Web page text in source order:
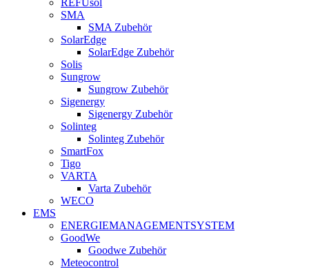
REFUsol
SMA
SMA Zubehör
SolarEdge
SolarEdge Zubehör
Solis
Sungrow
Sungrow Zubehör
Sigenergy
Sigenergy Zubehör
Solinteg
Solinteg Zubehör
SmartFox
Tigo
VARTA
Varta Zubehör
WECO
EMS
ENERGIEMANAGEMENTSYSTEM
GoodWe
Goodwe Zubehör
Meteocontrol